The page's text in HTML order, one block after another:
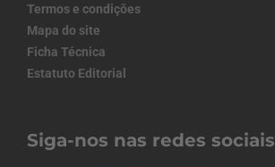
Termos e condições
Mapa do site
Ficha Técnica
Estatuto Editorial
Siga-nos nas redes sociais